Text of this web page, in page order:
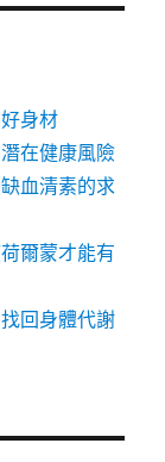
身材
在健康風險
血清素的求
爾蒙才能有
回身體代謝